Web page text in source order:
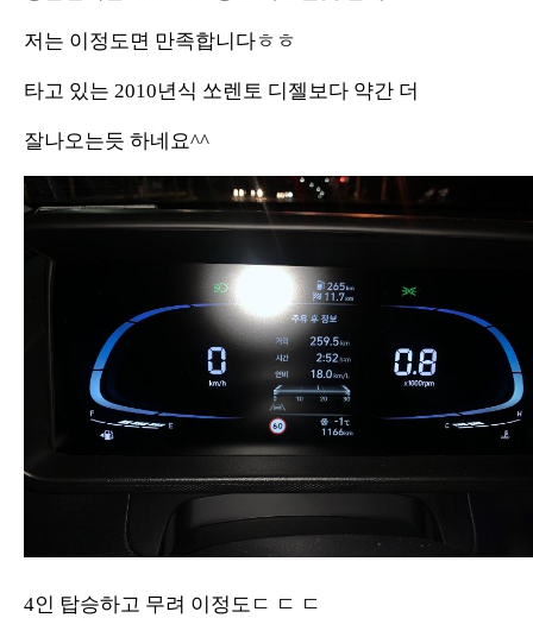
저는 이정도면 만족합니다ㅎㅎ
타고 있는 2010년식 쏘렌토 디젤보다 약간 더
잘나오는듯 하네요^^
4인 탑승하고 무려 이정도ㄷ ㄷ ㄷ